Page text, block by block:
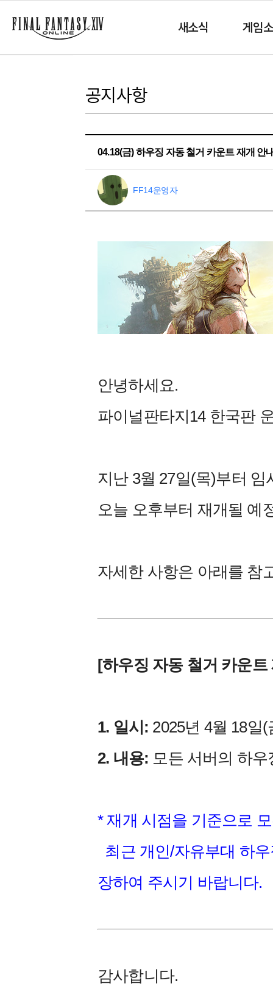
새소식 게임
공지사항
04.18(금) 하우징 자동 철거 카운트 재개 안
FF14운영자
안녕하세요.
파이널판타지14 한국판
지난 3월 27일(목)부터
오늘 오후부터 재개될 예
자세한 사항은 아래를 참
[하우징 자동 철거 카운트
1. 일시: 2025년 4월 18일(
2. 내용: 모든 서버의 하
* 재개 시점을 기준으로
최근 개인/자유부대 하
장하여 주시기 바랍니다.
감사합니다.